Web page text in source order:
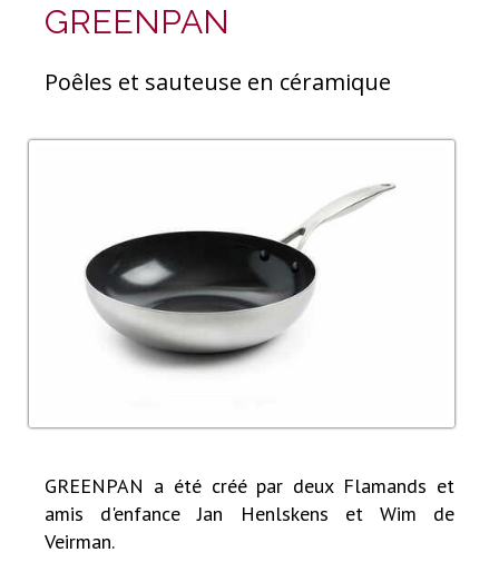
GREENPAN
Poêles et sauteuse en céramique
GREENPAN a été créé par deux Flamands et
amis d'enfance Jan Henlskens et Wim de
Veirman.